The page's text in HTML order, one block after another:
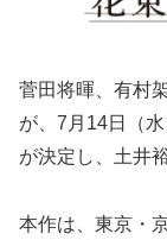
菅田将暉、有村
が、7月14日（
が決定し、土井
本作は、東京・